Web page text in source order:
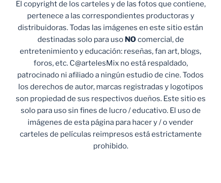
El copyright de los carteles y de las fotos que contiene,
pertenece a las correspondientes productoras y
distribuidoras. Todas las imágenes en este sitio están
destinadas solo para uso NO comercial, de
entretenimiento y educación: reseñas, fan art, blogs,
foros, etc. C@artelesMix no está respaldado,
patrocinado ni afiliado a ningún estudio de cine. Todos
los derechos de autor, marcas registradas y logotipos
son propiedad de sus respectivos dueños. Este sitio es
solo para uso sin fines de lucro / educativo. El uso de
imágenes de esta página para hacer y / o vender
carteles de películas reimpresos está estrictamente
prohibido.